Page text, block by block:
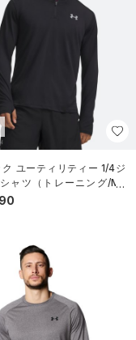
ユーティリティー 1/4ジ
ャツ（トレーニング/ME